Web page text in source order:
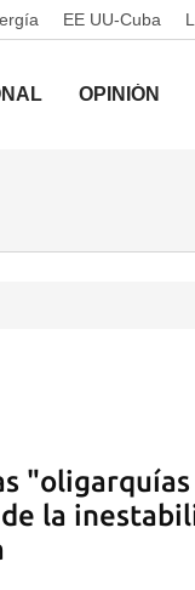
EE UU-Cuba
OPINIÓN
"oligarquías
la